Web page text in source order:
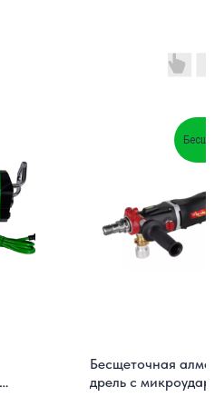
Бесщеточная
дрель с